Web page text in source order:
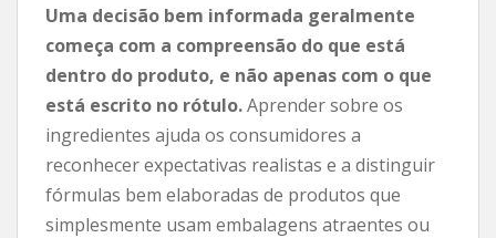
Uma decisão bem informada geralmente
começa com a compreensão do que está
dentro do produto, e não apenas com o que
está escrito no rótulo.Aprender sobre os
ingredientes ajuda os consumidores a
reconhecer expectativas realistas e a distinguir
fórmulas bem elaboradas de produtos que
simplesmente usam embalagens atraentes ou